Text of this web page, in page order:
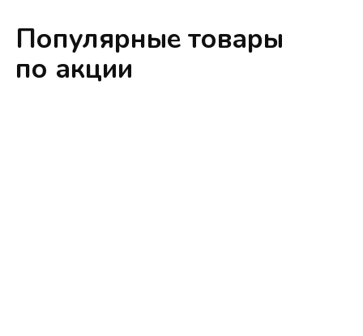
Популярные товары
по акции